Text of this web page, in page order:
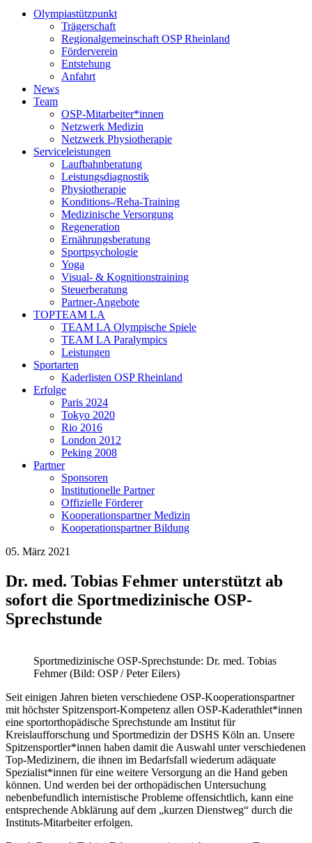
Olympiastützpunkt
Trägerschaft
Regionalgemeinschaft OSP Rheinland
Förderverein
Entstehung
Anfahrt
News
Team
OSP-Mitarbeiter*innen
Netzwerk Medizin
Netzwerk Physiotherapie
Serviceleistungen
Laufbahnberatung
Leistungsdiagnostik
Physiotherapie
Konditions-/Reha-Training
Medizinische Versorgung
Regeneration
Ernährungsberatung
Sportpsychologie
Yoga
Visual- & Kognitionstraining
Steuerberatung
Partner-Angebote
TOPTEAM LA
TEAM LA Olympische Spiele
TEAM LA Paralympics
Leistungen
Sportarten
Kaderlisten OSP Rheinland
Erfolge
Paris 2024
Tokyo 2020
Rio 2016
London 2012
Peking 2008
Partner
Sponsoren
Institutionelle Partner
Offizielle Förderer
Kooperationspartner Medizin
Kooperationspartner Bildung
05. März 2021
Dr. med. Tobias Fehmer unterstützt ab
sofort die Sportmedizinische OSP-
Sprechstunde
Sportmedizinische OSP-Sprechstunde: Dr. med. Tobias
Fehmer (Bild: OSP / Peter Eilers)
Seit einigen Jahren bieten verschiedene OSP-Kooperationspartner
mit höchster Spitzensport-Kompetenz allen OSP-Kaderathlet*innen
eine sportorthopädische Sprechstunde am Institut für
Kreislaufforschung und Sportmedizin der DSHS Köln an. Unsere
Spitzensportler*innen haben damit die Auswahl unter verschiedenen
Top-Medizinern, die ihnen im Bedarfsfall wiederum adäquate
Spezialist*innen für eine weitere Versorgung an die Hand geben
können. Und werden bei der orthopädischen Untersuchung
nebenbefundlich internistische Probleme offensichtlich, kann eine
entsprechende Abklärung auf dem „kurzen Dienstweg“ durch die
Instituts-Mitarbeiter erfolgen.